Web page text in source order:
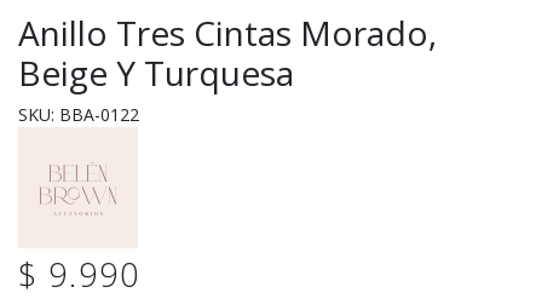
Anillo Tres Cintas Morado,
Beige Y Turquesa
SKU: BBA-0122
$ 9.990